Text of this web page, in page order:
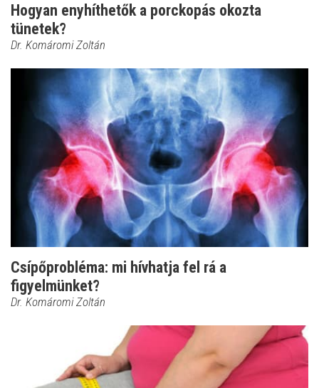
Hogyan enyhíthetők a porckopás okozta
tünetek?
Dr. Komáromi Zoltán
Csípőprobléma: mi hívhatja fel rá a
figyelmünket?
Dr. Komáromi Zoltán